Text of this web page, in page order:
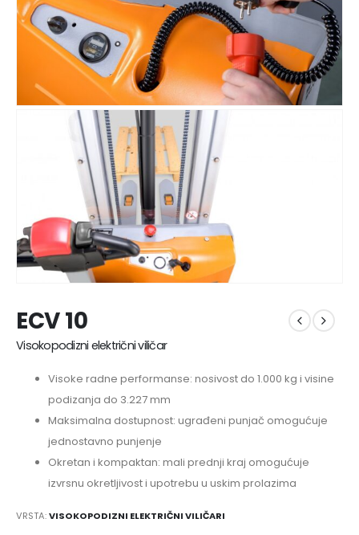
ECV 10
Visokopodizni električni viličar
Visoke radne performanse: nosivost do 1.000 kg i visine
podizanja do 3.227 mm
Maksimalna dostupnost: ugrađeni punjač omogućuje
jednostavno punjenje
Okretan i kompaktan: mali prednji kraj omogućuje
izvrsnu okretljivost i upotrebu u uskim prolazima
VRSTA:VISOKOPODIZNI ELEKTRIČNI VILIČARI